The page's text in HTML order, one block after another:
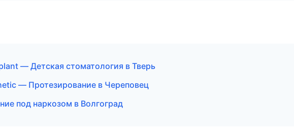
— Детская стоматология в Тверь
— Протезирование в Череповец
под наркозом в Волгоград